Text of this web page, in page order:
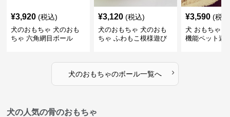
¥3,920 (税込)
犬のおもちゃ 犬のおも
ちゃ 六角網目ボール
¥3,120 (税込)
犬のおもちゃ 犬のおも
ちゃ ふわもこ模様遊び
¥3,590 (税
犬 おもちゃ
機能ペット遊
犬のおもちゃのボール一覧へ ›
犬の人気の骨のおもちゃ